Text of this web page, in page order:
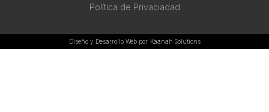
Política de Privaciadad
Diseño y Desarrollo Web por Kaanah Solutions